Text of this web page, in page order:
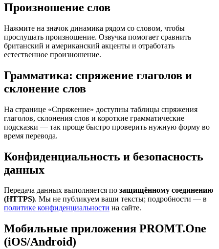
Произношение слов
Нажмите на значок динамика рядом со словом, чтобы
прослушать произношение. Озвучка помогает сравнить
британский и американский акценты и отработать
естественное произношение.
Грамматика: спряжение глаголов и
склонение слов
На странице «Спряжение» доступны таблицы спряжения
глаголов, склонения слов и короткие грамматические
подсказки — так проще быстро проверить нужную форму во
время перевода.
Конфиденциальность и безопасность
данных
Передача данных выполняется по защищённому соединению
(HTTPS). Мы не публикуем ваши тексты; подробности — в
политике конфиденциальности на сайте.
Мобильные приложения PROMT.One
(iOS/Android)